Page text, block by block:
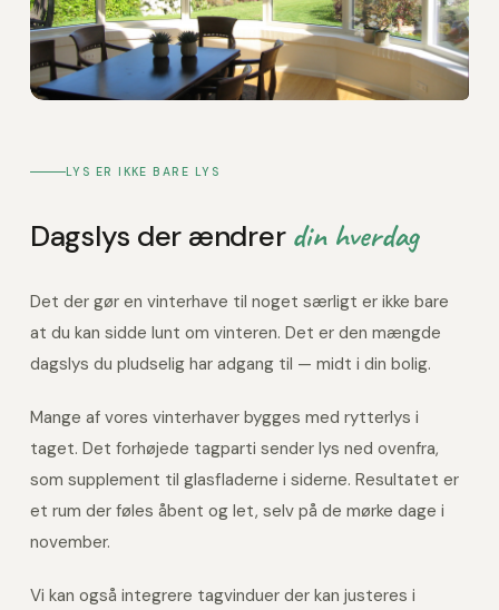
LYS ER IKKE BARE LYS
Dagslys der ændrer din hverdag
Det der gør en vinterhave til noget særligt er ikke bare
at du kan sidde lunt om vinteren. Det er den mængde
dagslys du pludselig har adgang til — midt i din bolig.
Mange af vores vinterhaver bygges med rytterlys i
taget. Det forhøjede tagparti sender lys ned ovenfra,
som supplement til glasfladerne i siderne. Resultatet er
et rum der føles åbent og let, selv på de mørke dage i
november.
Vi kan også integrere tagvinduer der kan justeres i